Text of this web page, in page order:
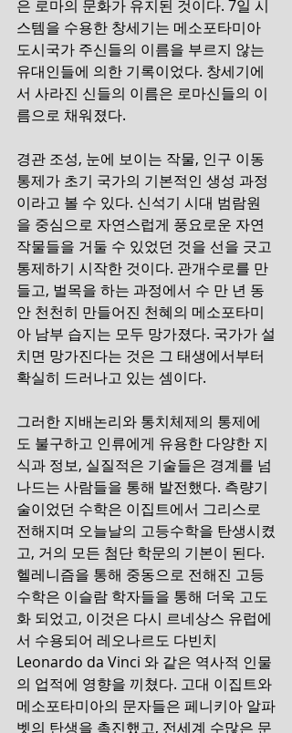
은 로마의 문화가 유지된 것이다. 7일 시
스템을 수용한 창세기는 메소포타미아
도시국가 주신들의 이름을 부르지 않는
유대인들에 의한 기록이었다. 창세기에
서 사라진 신들의 이름은 로마신들의 이
름으로 채워졌다.
경관 조성, 눈에 보이는 작물, 인구 이동
통제가 초기 국가의 기본적인 생성 과정
이라고 볼 수 있다. 신석기 시대 범람원
을 중심으로 자연스럽게 풍요로운 자연
작물들을 거둘 수 있었던 것을 선을 긋고
통제하기 시작한 것이다. 관개수로를 만
들고, 벌목을 하는 과정에서 수 만 년 동
안 천천히 만들어진 천혜의 메소포타미
아 남부 습지는 모두 망가졌다. 국가가 설
치면 망가진다는 것은 그 태생에서부터
확실히 드러나고 있는 셈이다.
그러한 지배논리와 통치체제의 통제에
도 불구하고 인류에게 유용한 다양한 지
식과 정보, 실질적은 기술들은 경계를 넘
나드는 사람들을 통해 발전했다. 측량기
술이었던 수학은 이집트에서 그리스로
전해지며 오늘날의 고등수학을 탄생시켰
고, 거의 모든 첨단 학문의 기본이 된다.
헬레니즘을 통해 중동으로 전해진 고등
수학은 이슬람 학자들을 통해 더욱 고도
화 되었고, 이것은 다시 르네상스 유럽에
서 수용되어 레오나르도 다빈치
Leonardo da Vinci 와 같은 역사적 인물
의 업적에 영향을 끼쳤다. 고대 이집트와
메소포타미아의 문자들은 페니키아 알파
벳의 탄생을 촉진했고, 전세계 수많은 문